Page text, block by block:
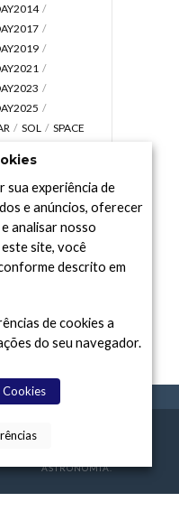
SOL
SPACE
SPACE TODAY
ASTRONOMIA.
sua experiência de
e anúncios, oferecer
analisar nosso
site, você
descrito em
de cookies a
do seu navegador.